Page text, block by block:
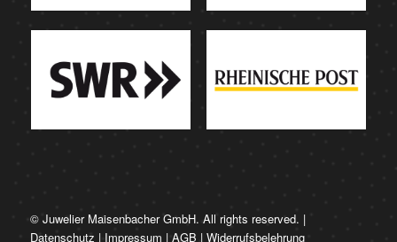
© Juwelier Maisenbacher GmbH. All rights reserved. |
Datenschutz | Impressum | AGB | Widerrufsbelehrung